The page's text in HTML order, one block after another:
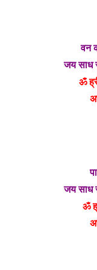
वन
जय साध
ॐ
जय साध
ॐ